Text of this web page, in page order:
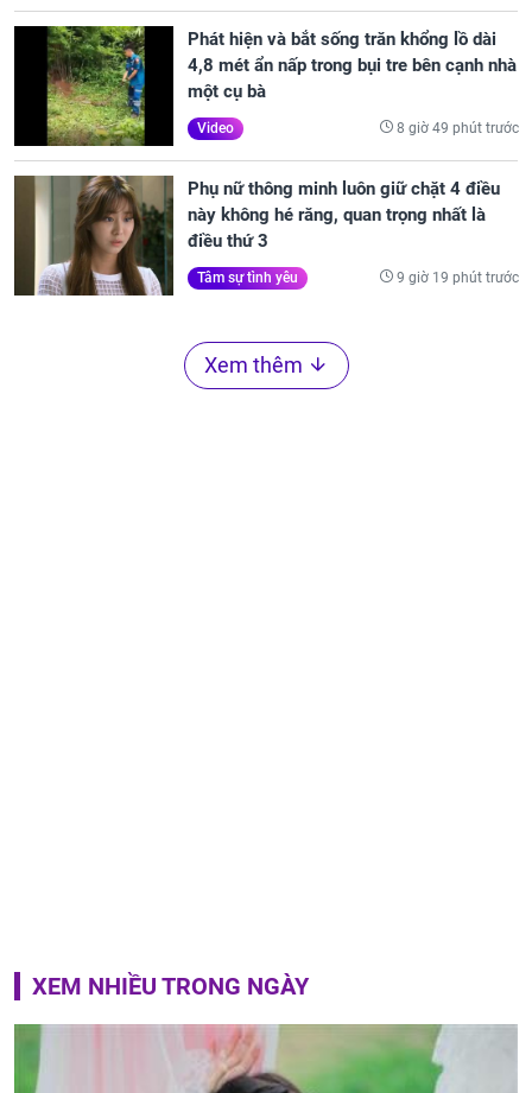
Phát hiện và bắt sống trăn khổng lồ dài
4,8 mét ẩn nấp trong bụi tre bên cạnh nhà
một cụ bà
Video 8 giờ 49 phút trước
Phụ nữ thông minh luôn giữ chặt 4 điều
này không hé răng, quan trọng nhất là
điều thứ 3
Tâm sự tình yêu 9 giờ 19 phút trước
Xem thêm
XEM NHIỀU TRONG NGÀY